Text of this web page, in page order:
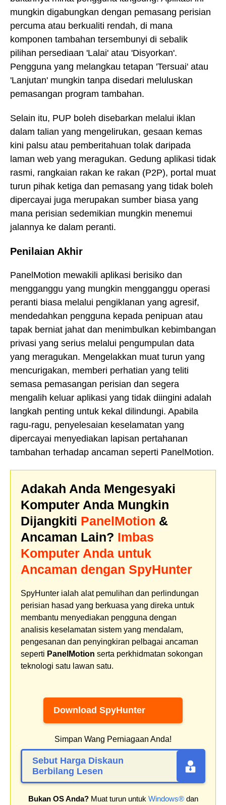
mungkin digabungkan dengan pemasang perisian
percuma atau berkualiti rendah, di mana
komponen tambahan tersembunyi di sebalik
pilihan persediaan 'Lalai' atau 'Disyorkan'.
Pengguna yang melangkau tetapan 'Tersuai' atau
'Lanjutan' mungkin tanpa disedari meluluskan
pemasangan program tambahan.
Selain itu, PUP boleh disebarkan melalui iklan
dalam talian yang mengelirukan, gesaan kemas
kini palsu atau pemberitahuan tolak daripada
laman web yang meragukan. Gedung aplikasi tidak
rasmi, rangkaian rakan ke rakan (P2P), portal muat
turun pihak ketiga dan pemasang yang tidak boleh
dipercayai juga merupakan sumber biasa yang
mana perisian sedemikian mungkin menemui
jalannya ke dalam peranti.
Penilaian Akhir
PanelMotion mewakili aplikasi berisiko dan
mengganggu yang mungkin mengganggu operasi
peranti biasa melalui pengiklanan yang agresif,
mendedahkan pengguna kepada penipuan atau
tapak berniat jahat dan menimbulkan kebimbangan
privasi yang serius melalui pengumpulan data
yang meragukan. Mengelakkan muat turun yang
mencurigakan, memberi perhatian yang teliti
semasa pemasangan perisian dan segera
mengalih keluar aplikasi yang tidak diingini adalah
langkah penting untuk kekal dilindungi. Apabila
ragu-ragu, penyelesaian keselamatan yang
dipercayai menyediakan lapisan pertahanan
tambahan terhadap ancaman seperti PanelMotion.
Adakah Anda Mengesyaki
Komputer Anda Mungkin
Dijangkiti PanelMotion &
Ancaman Lain? Imbas
Komputer Anda untuk
Ancaman dengan SpyHunter
SpyHunter ialah alat pemulihan dan perlindungan
perisian hasad yang berkuasa yang direka untuk
membantu menyediakan pengguna dengan
analisis keselamatan sistem yang mendalam,
pengesanan dan penyingkiran pelbagai ancaman
seperti PanelMotion serta perkhidmatan sokongan
teknologi satu lawan satu.
Download SpyHunter
Simpan Wang Perniagaan Anda!
Sebut Harga Diskaun
Berbilang Lesen
Bukan OS Anda?Muat turun untuk Windows®dan